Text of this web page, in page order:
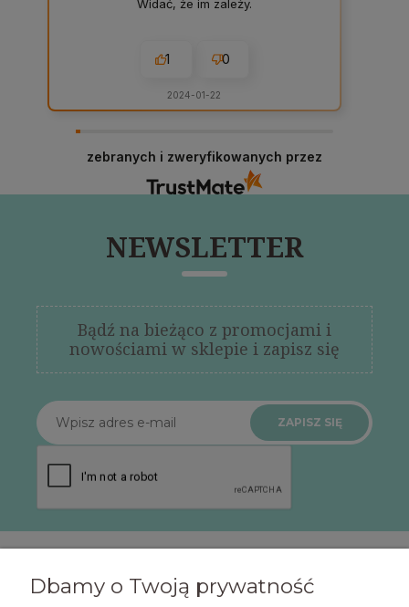
Widać, że im zależy.
1 0
2024-01-22
zebranych i zweryfikowanych przez
NEWSLETTER
Bądź na bieżąco z promocjami i
nowościami w sklepie i zapisz się
ZAPISZ SIĘ
POMOC
Dbamy o Twoją prywatność